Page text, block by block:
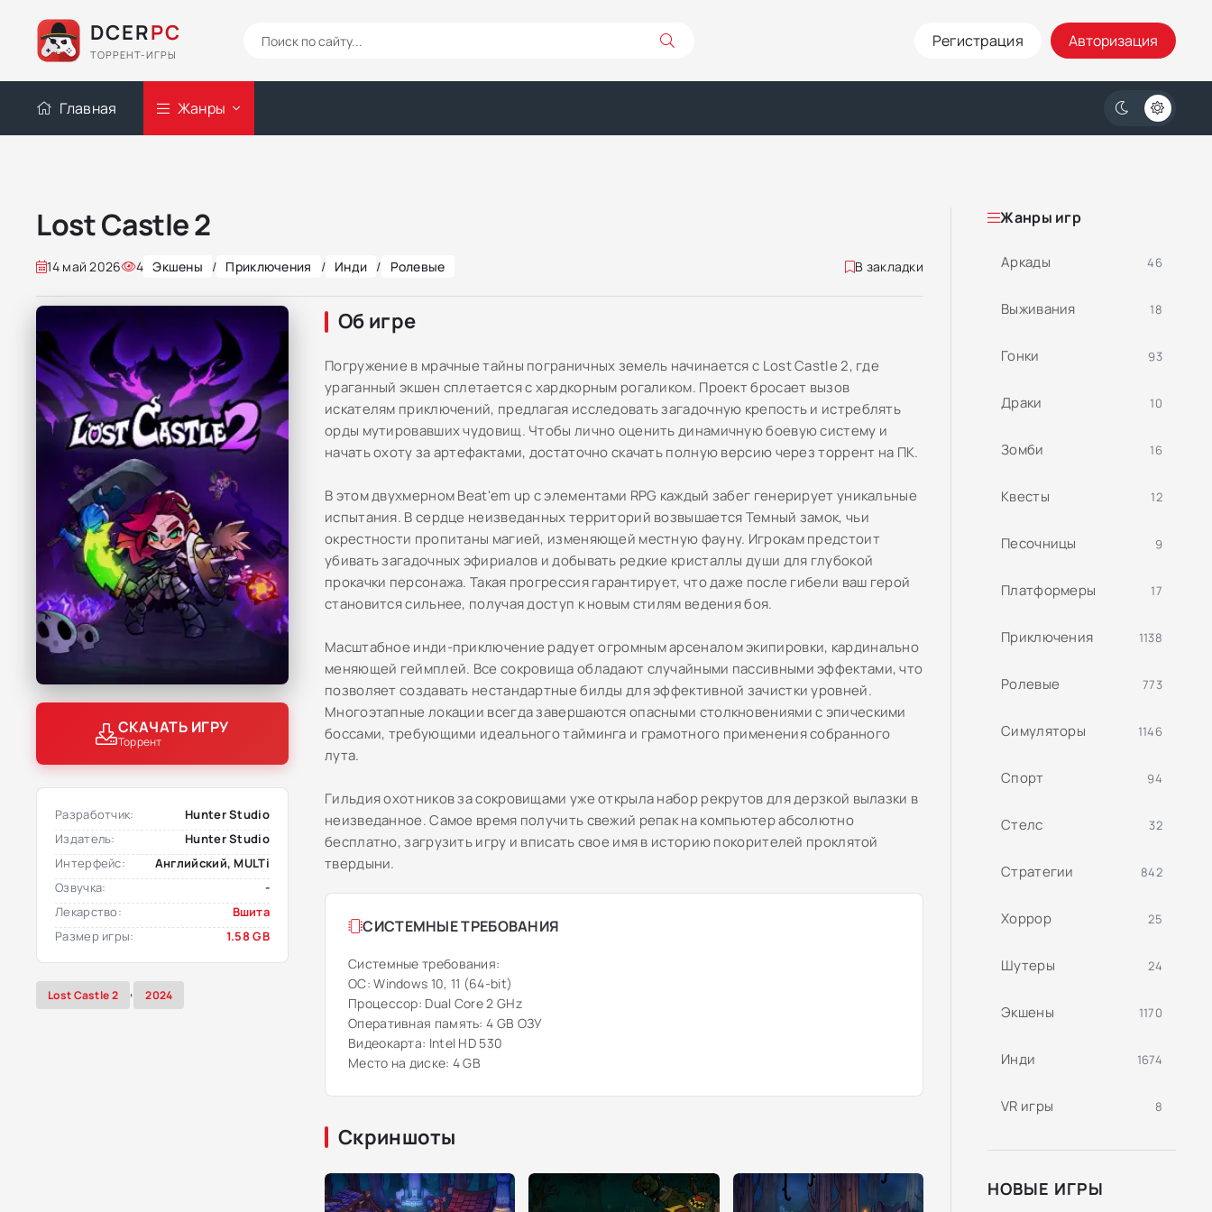
DCERPC
ТОРРЕНТ-ИГРЫ
Регистрация Авторизация
Главная Жанры
Lost Castle 2
14 май 2026 4 Экшены / Приключения / Инди / Ролевые В закладки
СКАЧАТЬ ИГРУ
Торрент
Разработчик:
Hunter Studio
Издатель:
Hunter Studio
Интерфейс:
Английский, MULTi
Озвучка:
-
Лекарство:
Вшита
Размер игры:
1.58 GB
Lost Castle 2 , 2024
Об игре
Погружение в мрачные тайны пограничных земель начинается с Lost Castle 2, где
ураганный экшен сплетается с хардкорным рогаликом. Проект бросает вызов
искателям приключений, предлагая исследовать загадочную крепость и истреблять
орды мутировавших чудовищ. Чтобы лично оценить динамичную боевую систему и
начать охоту за артефактами, достаточно скачать полную версию через торрент на ПК.
В этом двухмерном Beat'em up с элементами RPG каждый забег генерирует уникальные
испытания. В сердце неизведанных территорий возвышается Темный замок, чьи
окрестности пропитаны магией, изменяющей местную фауну. Игрокам предстоит
убивать загадочных эфириалов и добывать редкие кристаллы души для глубокой
прокачки персонажа. Такая прогрессия гарантирует, что даже после гибели ваш герой
становится сильнее, получая доступ к новым стилям ведения боя.
Масштабное инди-приключение радует огромным арсеналом экипировки, кардинально
меняющей геймплей. Все сокровища обладают случайными пассивными эффектами, что
позволяет создавать нестандартные билды для эффективной зачистки уровней.
Многоэтапные локации всегда завершаются опасными столкновениями с эпическими
боссами, требующими идеального тайминга и грамотного применения собранного
лута.
Гильдия охотников за сокровищами уже открыла набор рекрутов для дерзкой вылазки в
неизведанное. Самое время получить свежий репак на компьютер абсолютно
бесплатно, загрузить игру и вписать свое имя в историю покорителей проклятой
твердыни.
СИСТЕМНЫЕ ТРЕБОВАНИЯ
Системные требования:
ОС: Windows 10, 11 (64-bit)
Процессор: Dual Core 2 GHz
Оперативная память: 4 GB ОЗУ
Видеокарта: Intel HD 530
Место на диске: 4 GB
Скриншоты
Жанры игр
Аркады 46
Выживания 18
Гонки 93
Драки 10
Зомби 16
Квесты 12
Песочницы 9
Платформеры 17
Приключения 1138
Ролевые 773
Симуляторы 1146
Спорт 94
Стелс 32
Стратегии 842
Хоррор 25
Шутеры 24
Экшены 1170
Инди 1674
VR игры 8
НОВЫЕ ИГРЫ